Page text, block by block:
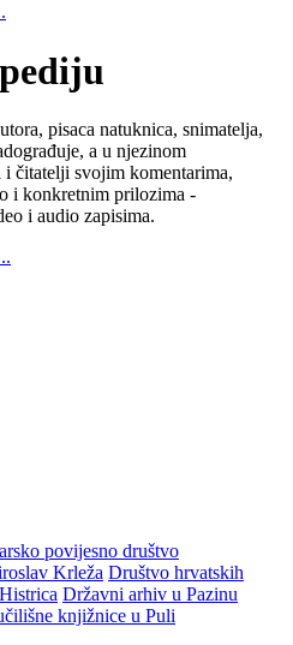
pisaca natuknica, snimatelja,
a u njezinom
čitatelji svojim komentarima,
i konkretnim prilozima -
i audio zapisima.
povijesno društvo
Krleža Društvo hrvatskih
Državni arhiv u Pazinu
knjižnice u Puli